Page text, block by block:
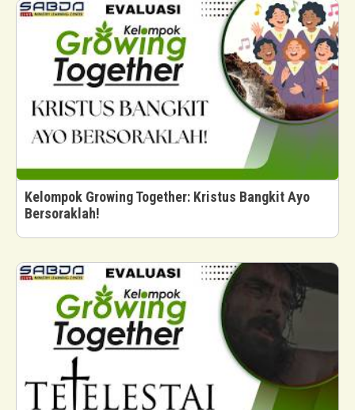
Kelompok Growing Together: Kristus Bangkit Ayo
Bersoraklah!